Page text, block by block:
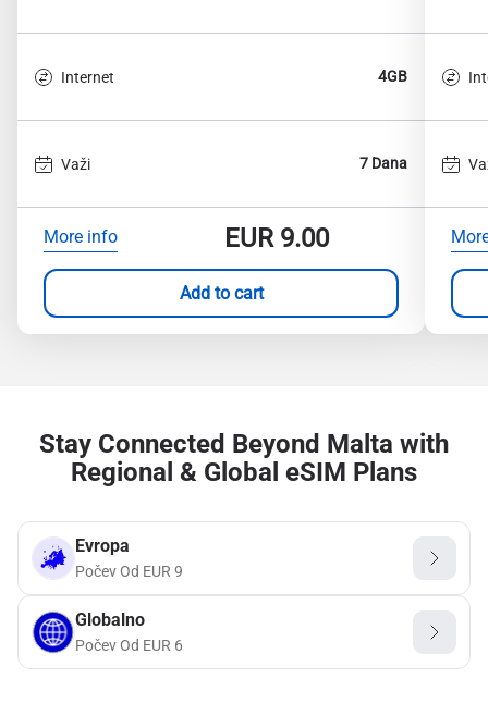
Internet 4GB
Važi 7 Dana
More info EUR9.00
Add to cart
Stay Connected Beyond Malta with
Regional & Global eSIM Plans
Evropa
Počev Od EUR 9
Globalno
Počev Od EUR 6